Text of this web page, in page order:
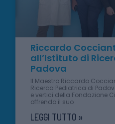
Riccardo
all’Istituto di
Padova
Il Maestro Riccardo
Ricerca Pediatrica di
e vertici della Fondazione
offrendo il suo
LEGGI TUTTO »